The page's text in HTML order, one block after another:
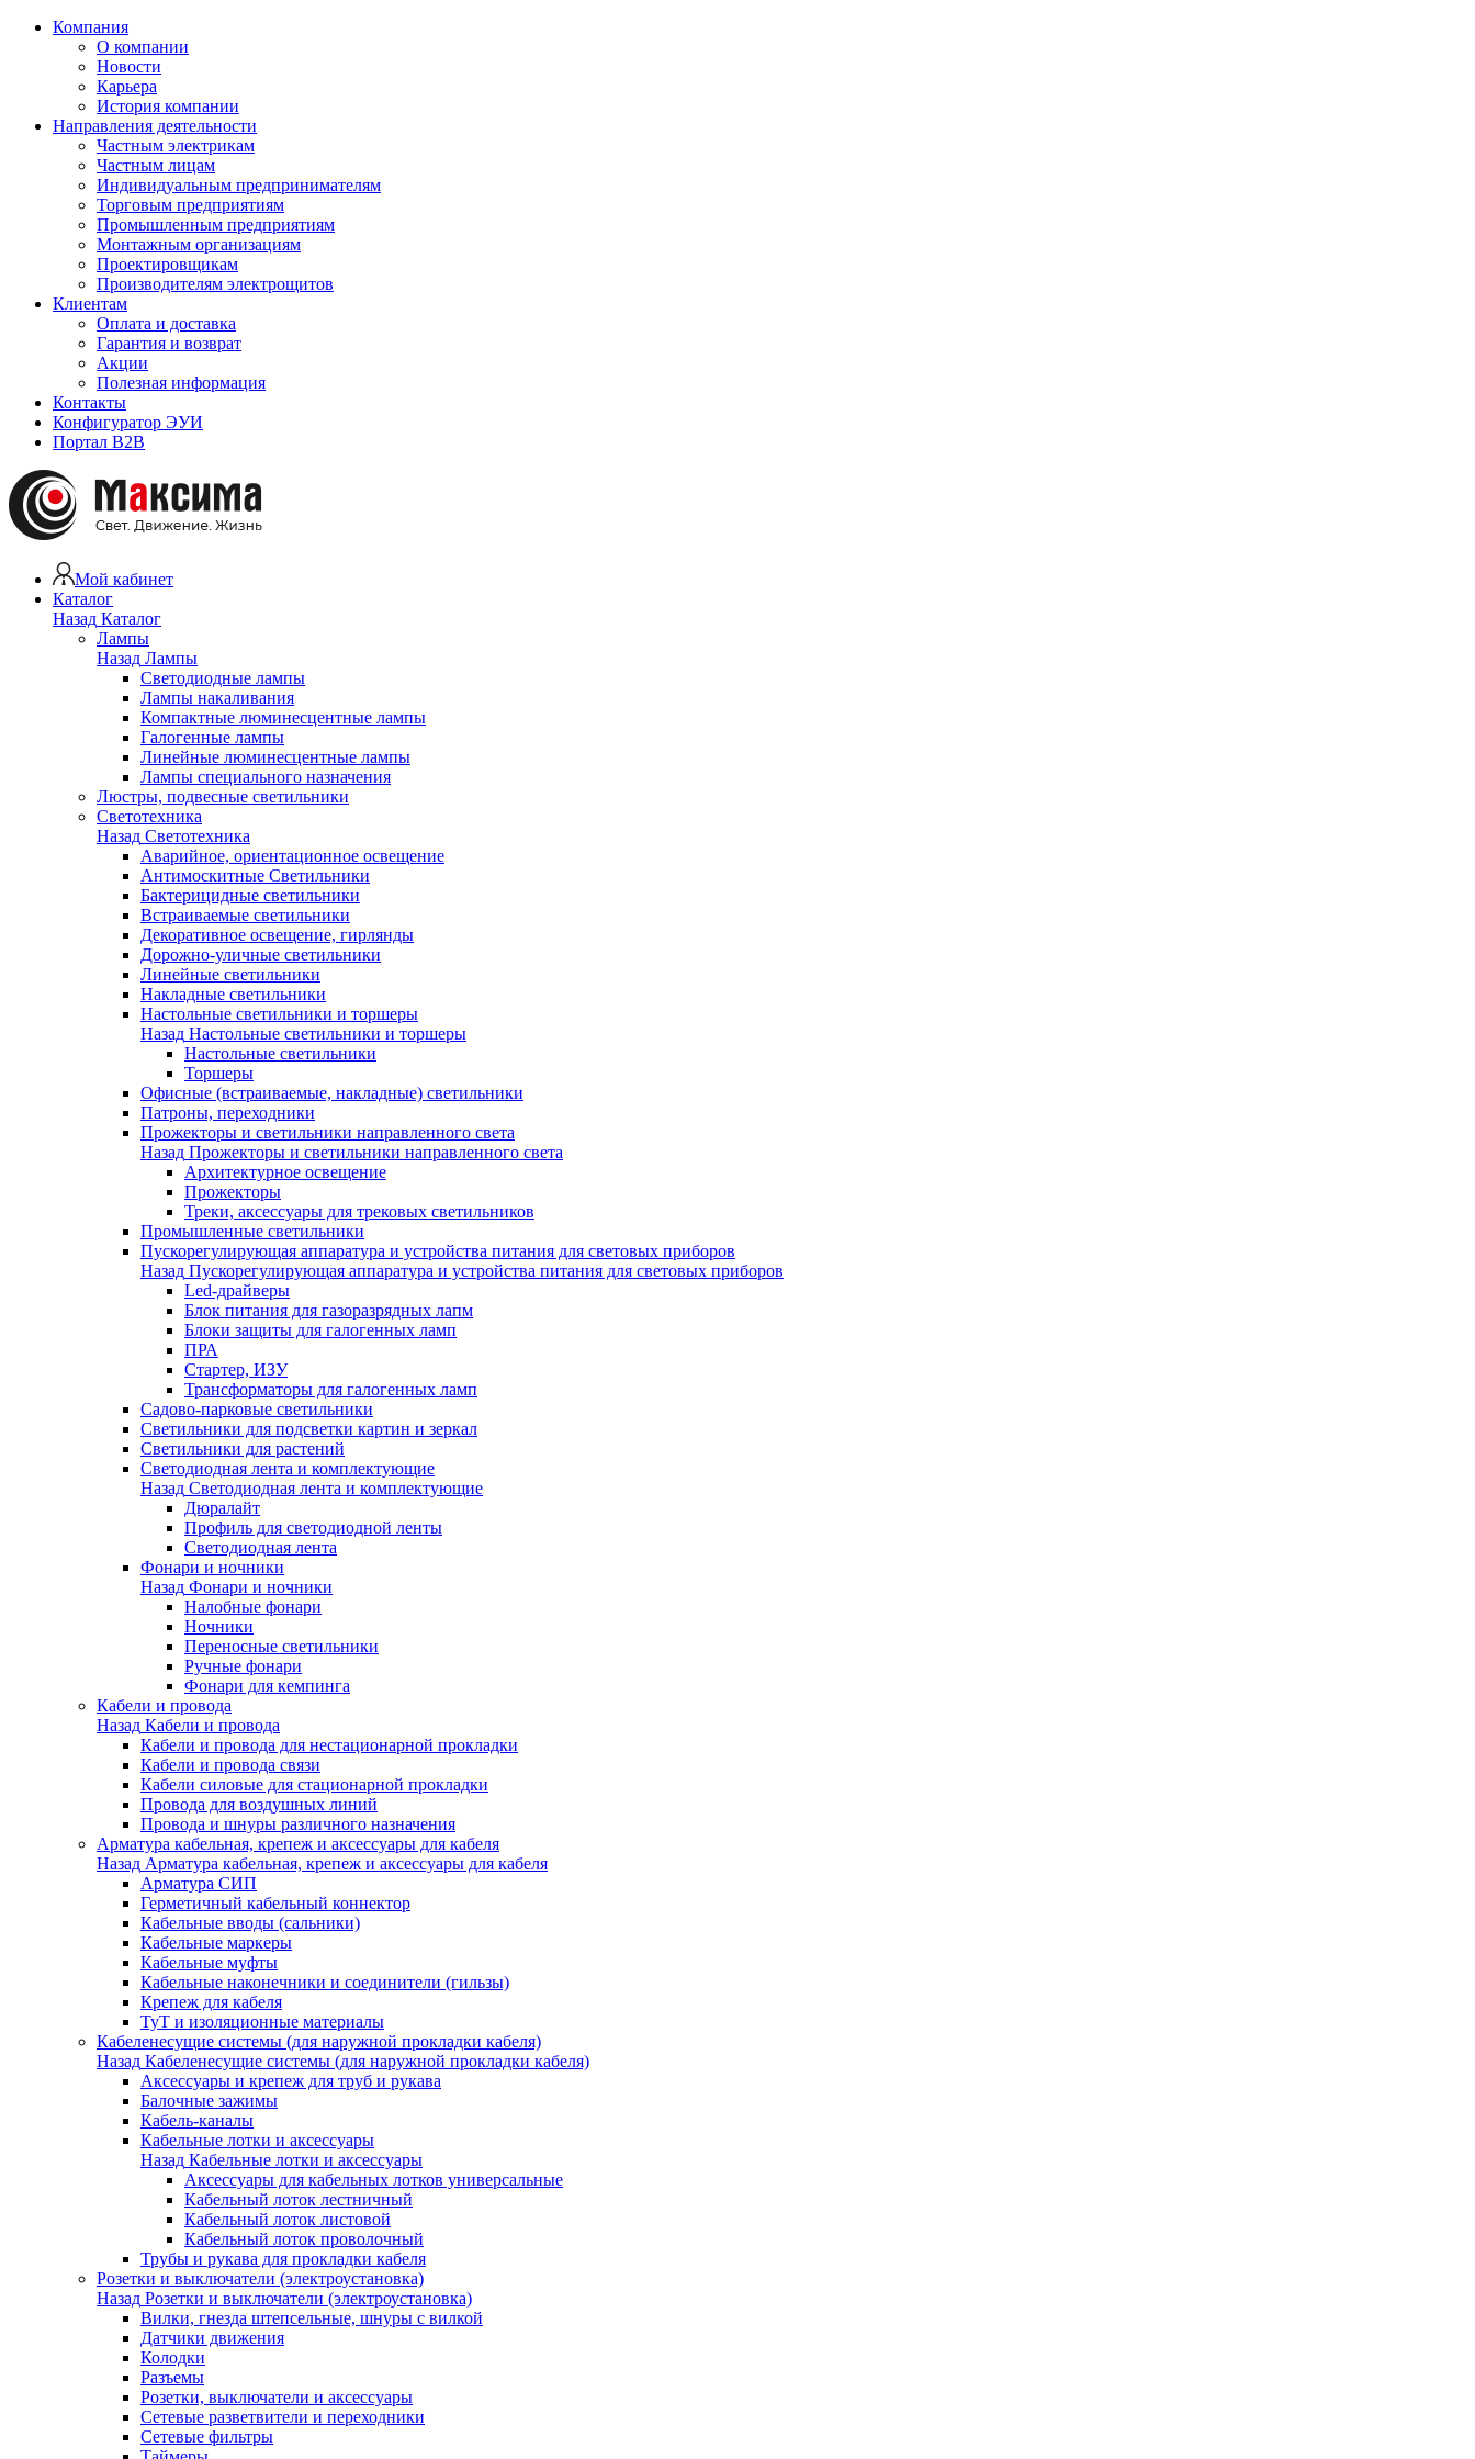
Компания
О компании
Новости
Карьера
История компании
Направления деятельности
Частным электрикам
Частным лицам
Индивидуальным предпринимателям
Торговым предприятиям
Промышленным предприятиям
Монтажным организациям
Проектировщикам
Производителям электрощитов
Клиентам
Оплата и доставка
Гарантия и возврат
Акции
Полезная информация
Контакты
Конфигуратор ЭУИ
Портал B2B
Мой кабинет
Каталог
Назад Каталог
Лампы
Назад Лампы
Светодиодные лампы
Лампы накаливания
Компактные люминесцентные лампы
Галогенные лампы
Линейные люминесцентные лампы
Лампы специального назначения
Люстры, подвесные светильники
Светотехника
Назад Светотехника
Аварийное, ориентационное освещение
Антимоскитные Светильники
Бактерицидные светильники
Встраиваемые светильники
Декоративное освещение, гирлянды
Дорожно-уличные светильники
Линейные светильники
Накладные светильники
Настольные светильники и торшеры
Назад Настольные светильники и торшеры
Настольные светильники
Торшеры
Офисные (встраиваемые, накладные) светильники
Патроны, переходники
Прожекторы и светильники направленного света
Назад Прожекторы и светильники направленного света
Архитектурное освещение
Прожекторы
Треки, аксессуары для трековых светильников
Промышленные светильники
Пускорегулирующая аппаратура и устройства питания для световых приборов
Назад Пускорегулирующая аппаратура и устройства питания для световых приборов
Led-драйверы
Блок питания для газоразрядных лапм
Блоки защиты для галогенных ламп
ПРА
Стартер, ИЗУ
Трансформаторы для галогенных ламп
Садово-парковые светильники
Светильники для подсветки картин и зеркал
Светильники для растений
Светодиодная лента и комплектующие
Назад Светодиодная лента и комплектующие
Дюралайт
Профиль для светодиодной ленты
Светодиодная лента
Фонари и ночники
Назад Фонари и ночники
Налобные фонари
Ночники
Переносные светильники
Ручные фонари
Фонари для кемпинга
Кабели и провода
Назад Кабели и провода
Кабели и провода для нестационарной прокладки
Кабели и провода связи
Кабели силовые для стационарной прокладки
Провода для воздушных линий
Провода и шнуры различного назначения
Арматура кабельная, крепеж и аксессуары для кабеля
Назад Арматура кабельная, крепеж и аксессуары для кабеля
Арматура СИП
Герметичный кабельный коннектор
Кабельные вводы (сальники)
Кабельные маркеры
Кабельные муфты
Кабельные наконечники и соединители (гильзы)
Крепеж для кабеля
ТуТ и изоляционные материалы
Кабеленесущие системы (для наружной прокладки кабеля)
Назад Кабеленесущие системы (для наружной прокладки кабеля)
Аксессуары и крепеж для труб и рукава
Балочные зажимы
Кабель-каналы
Кабельные лотки и аксессуары
Назад Кабельные лотки и аксессуары
Аксессуары для кабельных лотков универсальные
Кабельный лоток лестничный
Кабельный лоток листовой
Кабельный лоток проволочный
Трубы и рукава для прокладки кабеля
Розетки и выключатели (электроустановка)
Назад Розетки и выключатели (электроустановка)
Вилки, гнезда штепсельные, шнуры с вилкой
Датчики движения
Колодки
Разъемы
Розетки, выключатели и аксессуары
Сетевые разветвители и переходники
Сетевые фильтры